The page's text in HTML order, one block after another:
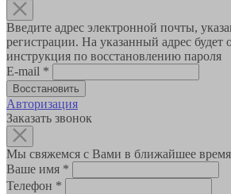
Введите адрес электронной почты,
регистрации. На указанный адрес будет
инструкция по восстановлению пароля
E-mail *
Авторизация
Заказать звонок
Мы свяжемся с Вами в ближайшее время
Ваше имя *
Телефон *